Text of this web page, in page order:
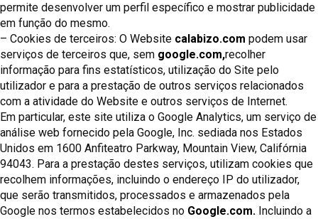
permite desenvolver um perfil específico e mostrar publicidade
em função do mesmo.
– Cookies de terceiros: O Website calabizo.com podem usar
serviços de terceiros que, sem google.com,recolher
informação para fins estatísticos, utilização do Site pelo
utilizador e para a prestação de outros serviços relacionados
com a atividade do Website e outros serviços de Internet.
Em particular, este site utiliza o Google Analytics, um serviço de
análise web fornecido pela Google, Inc. sediada nos Estados
Unidos em 1600 Anfiteatro Parkway, Mountain View, Califórnia
94043. Para a prestação destes serviços, utilizam cookies que
recolhem informações, incluindo o endereço IP do utilizador,
que serão transmitidos, processados e armazenados pela
Google nos termos estabelecidos no Google.com. Incluindo a